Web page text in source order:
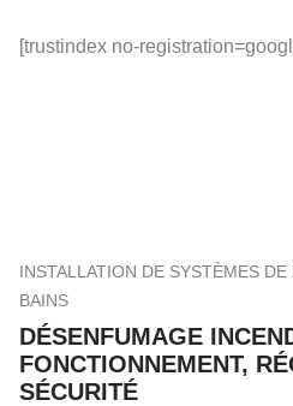
[trustindex no-
INSTALLATION DE SYSTÈMES
BAINS
DÉSENFUMAGE
FONCTIONNEMENT,
SÉCURITÉ